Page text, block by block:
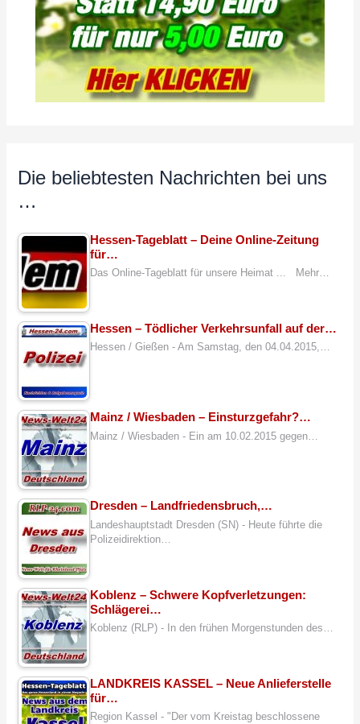
Die beliebtesten Nachrichten bei uns
…
Hessen-Tageblatt – Deine Online-Zeitung
für…
Das Online-Tageblatt für unsere Heimat ... Mehr…
Hessen – Tödlicher Verkehrsunfall auf der…
Hessen / Gießen - Am Samstag, den 04.04.2015,…
Mainz / Wiesbaden – Einsturzgefahr?…
Mainz / Wiesbaden - Ein am 10.02.2015 gegen…
Dresden – Landfriedensbruch,…
Landeshauptstadt Dresden (SN) - Heute führte die
Polizeidirektion…
Koblenz – Schwere Kopfverletzungen:
Schlägerei…
Koblenz (RLP) - In den frühen Morgenstunden des…
LANDKREIS KASSEL – Neue Anlieferstelle
für…
Region Kassel - "Der vom Kreistag beschlossene